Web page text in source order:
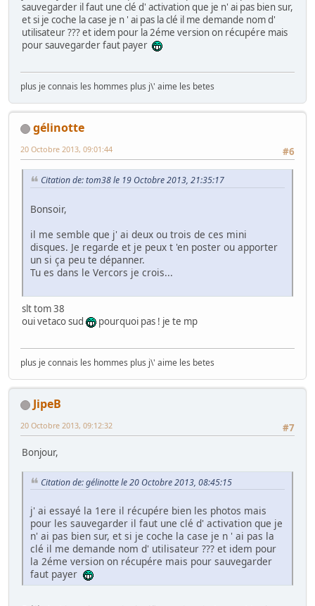
sauvegarder il faut une clé d' activation que je n' ai pas bien sur,
et si je coche la case je n ' ai pas la clé il me demande nom d'
utilisateur ??? et idem pour la 2éme version on récupére mais
pour sauvegarder faut payer
plus je connais les hommes plus j\' aime les betes
gélinotte
#6
20 Octobre 2013, 09:01:44
Citation de: tom38 le 19 Octobre 2013, 21:35:17
Bonsoir,
il me semble que j' ai deux ou trois de ces mini
disques. Je regarde et je peux t 'en poster ou apporter
un si ça peu te dépanner.
Tu es dans le Vercors je crois...
slt tom 38
oui vetaco sud
pourquoi pas ! je te mp
plus je connais les hommes plus j\' aime les betes
JipeB
#7
20 Octobre 2013, 09:12:32
Bonjour,
Citation de: gélinotte le 20 Octobre 2013, 08:45:15
j' ai essayé la 1ere il récupére bien les photos mais
pour les sauvegarder il faut une clé d' activation que je
n' ai pas bien sur, et si je coche la case je n ' ai pas la
clé il me demande nom d' utilisateur ??? et idem pour
la 2éme version on récupére mais pour sauvegarder
faut payer